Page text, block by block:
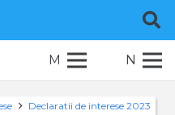
M N
Declaratii de interese 2023